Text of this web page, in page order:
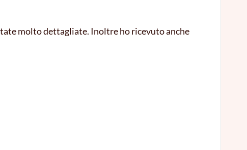
molto dettagliate. Inoltre ho ricevuto anche